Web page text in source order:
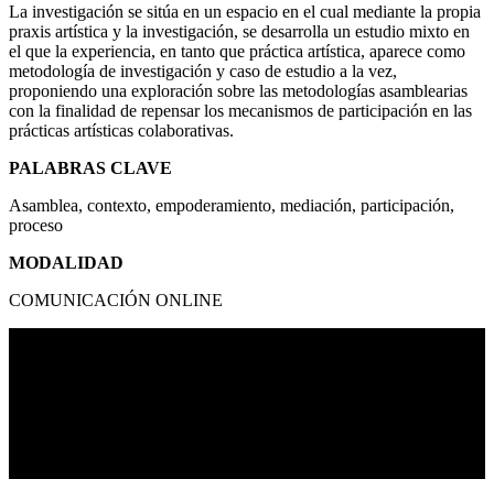
La investigación se sitúa en un espacio en el cual mediante la propia
praxis artística y la investigación, se desarrolla un estudio mixto en
el que la experiencia, en tanto que práctica artística, aparece como
metodología de investigación y caso de estudio a la vez,
proponiendo una exploración sobre las metodologías asamblearias
con la finalidad de repensar los mecanismos de participación en las
prácticas artísticas colaborativas.
PALABRAS CLAVE
Asamblea, contexto, empoderamiento, mediación, participación,
proceso
MODALIDAD
COMUNICACIÓN ONLINE